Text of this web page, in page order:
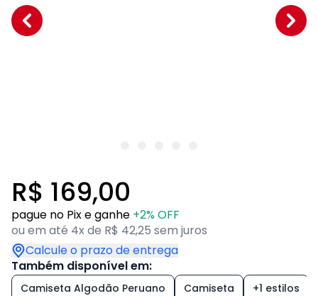
R$ 169,00
pague no Pix e ganhe +2% OFF
ou em até 4x de R$ 42,25 sem juros
Calcule o prazo de entrega
Também disponível em:
Camiseta Algodão Peruano Camiseta +1 estilos